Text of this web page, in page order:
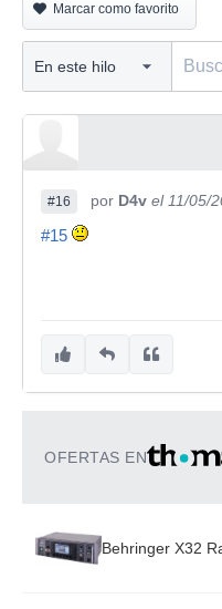
Marcar como favorito
#16 por D4v el 11/05/
#15
OFERTAS EN
Behringer X32